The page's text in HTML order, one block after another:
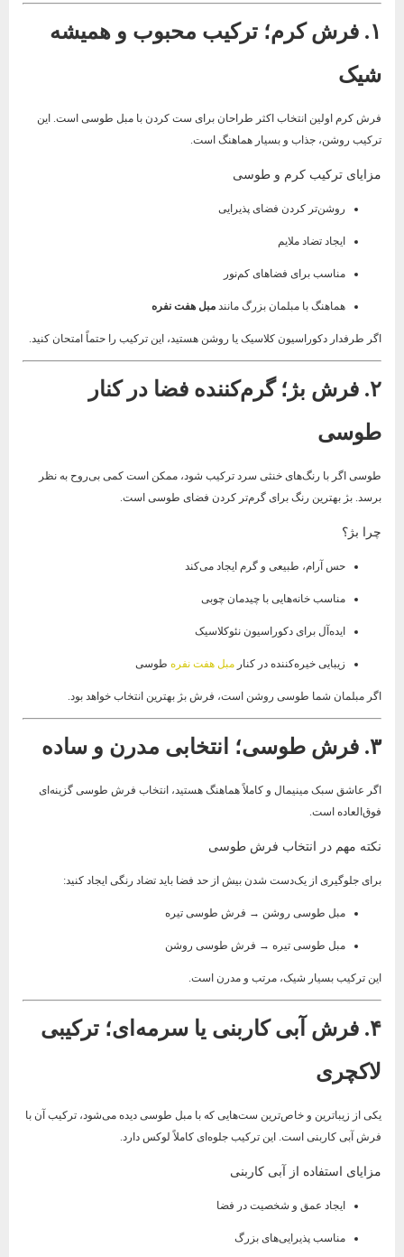
۱. فرش کرم؛ ترکیب محبوب و همیشه
شیک
فرش کرم اولین انتخاب اکثر طراحان برای ست کردن با مبل طوسی است. این
ترکیب روشن، جذاب و بسیار هماهنگ است.
مزایای ترکیب کرم و طوسی
روشن‌تر کردن فضای پذیرایی
ایجاد تضاد ملایم
مناسب برای فضاهای کم‌نور
هماهنگ با مبلمان بزرگ مانندمبل هفت نفره
اگر طرفدار دکوراسیون کلاسیک یا روشن هستید، این ترکیب را حتماً امتحان کنید.
۲. فرش بژ؛ گرم‌کننده فضا در کنار
طوسی
طوسی اگر با رنگ‌های خنثی سرد ترکیب شود، ممکن است کمی بی‌روح به نظر
برسد. بژ بهترین رنگ برای گرم‌تر کردن فضای طوسی است.
چرا بژ؟
حس آرام، طبیعی و گرم ایجاد می‌کند
مناسب خانه‌هایی با چیدمان چوبی
ایده‌آل برای دکوراسیون نئوکلاسیک
زیبایی خیره‌کننده در کنارمبل هفت نفره طوسی
اگر مبلمان شما طوسی روشن است، فرش بژ بهترین انتخاب خواهد بود.
۳. فرش طوسی؛ انتخابی مدرن و ساده
اگر عاشق سبک مینیمال و کاملاً هماهنگ هستید، انتخاب فرش طوسی گزینه‌ای
فوق‌العاده است.
نکته مهم در انتخاب فرش طوسی
برای جلوگیری از یک‌دست شدن بیش از حد فضا باید تضاد رنگی ایجاد کنید:
مبل طوسی روشن → فرش طوسی تیره
مبل طوسی تیره → فرش طوسی روشن
این ترکیب بسیار شیک، مرتب و مدرن است.
۴. فرش آبی کاربنی یا سرمه‌ای؛ ترکیبی
لاکچری
یکی از زیباترین و خاص‌ترین ست‌هایی که با مبل طوسی دیده می‌شود، ترکیب آن با
فرش آبی کاربنی است. این ترکیب جلوه‌ای کاملاً لوکس دارد.
مزایای استفاده از آبی کاربنی
ایجاد عمق و شخصیت در فضا
مناسب پذیرایی‌های بزرگ